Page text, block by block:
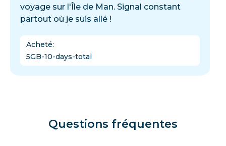
voyage sur l'Île de Man. Signal constant
partout où je suis allé !
Acheté:
5GB-10-days-total
Questions fréquentes